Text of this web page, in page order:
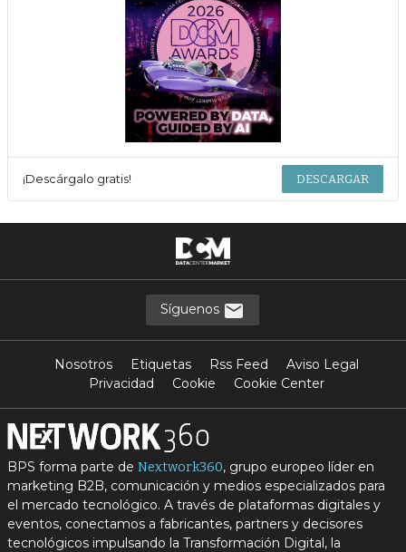
¡Descárgalo gratis! DESCARGAR
Síguenos
Nosotros Etiquetas Rss Feed
Aviso Legal
Privacidad
Cookie Cookie Center
BPS forma parte de Nextwork360, grupo europeo líder en
marketing B2B, comunicación y medios especializados para
el mercado tecnológico. A través de plataformas digitales y
eventos, conectamos a fabricantes, partners y decisores
tecnológicos impulsando la Transformación Digital, la